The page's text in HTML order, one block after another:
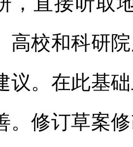
高校和科研
议。在此基
。修订草案